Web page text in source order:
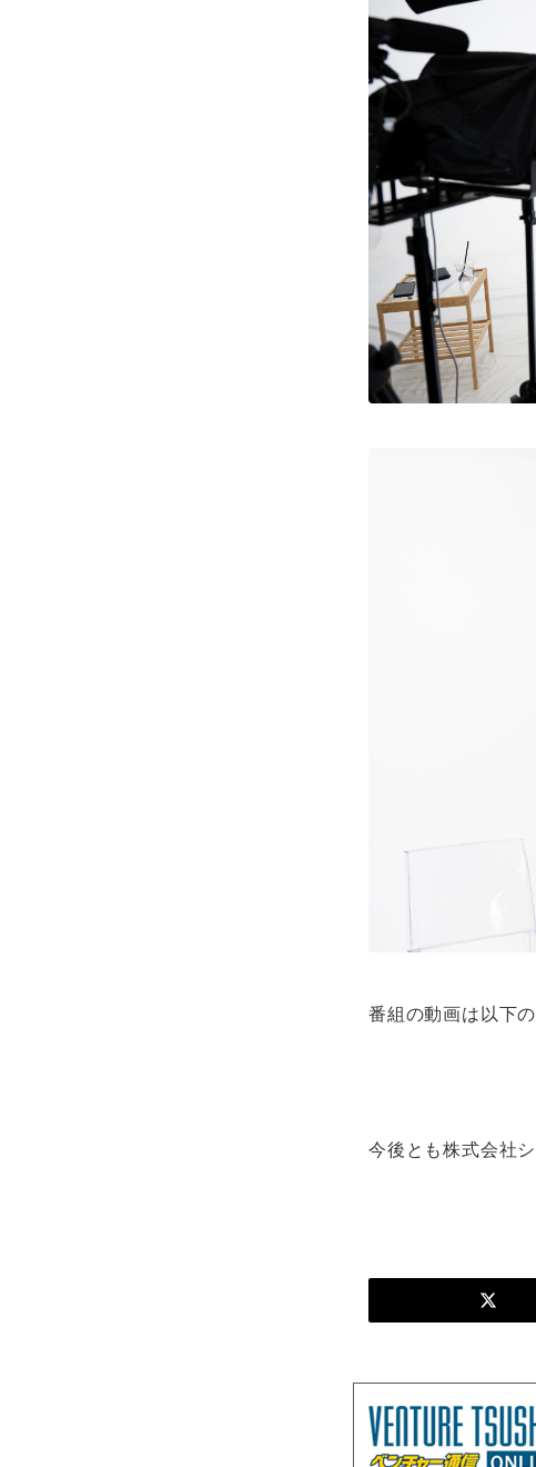
番組の動画は以下
今後とも株式会社